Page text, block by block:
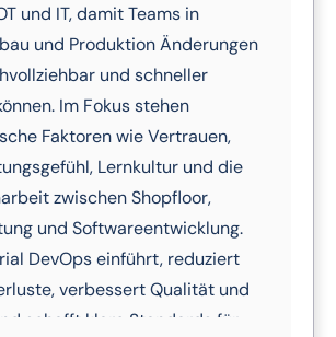
und IT, damit Teams in
und Produktion Änderungen
und schneller
Im Fokus stehen
Faktoren wie Vertrauen,
Lernkultur und die
zwischen Shopfloor,
und Softwareentwicklung.
DevOps einführt, reduziert
verbessert Qualität und
schafft klare Standards für